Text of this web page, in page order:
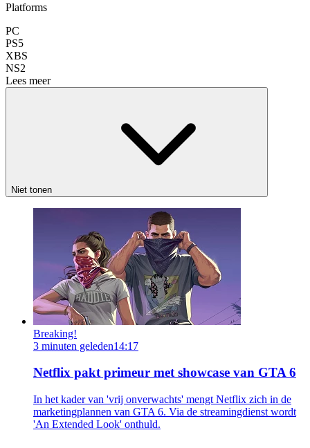
Platforms
PC
PS5
XBS
NS2
Lees meer
Niet tonen
Breaking!
3 minuten geleden14:17
Netflix pakt primeur met showcase van GTA 6
In het kader van 'vrij onverwachts' mengt Netflix zich in de
marketingplannen van GTA 6. Via de streamingdienst wordt
'An Extended Look' onthuld.